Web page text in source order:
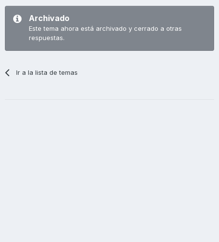
Archivado
Este tema ahora está archivado y cerrado a otras
respuestas.
Ir a la lista de temas